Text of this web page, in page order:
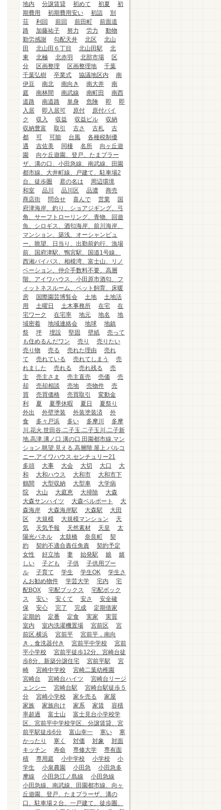
地内
分譲賃貸 初めて 初夏
初
期費用
初期費用安い 初詣
別
荘
利回 前回 前田町
前面道
路
加藤祐子 努力 労力
動物
勤労感謝
勾配天井 北区
北山
田
北山田６丁目 北山田駅
北
東
北極 北赤羽 北部市場
区
分
区画整理 区画整理地
千葉
千葉弘樹
卒業式 協議地区内
南
伊豆
南北 南向き 南大井
南
庭
南林間 南武線 南町田
南西
道路
南道路 単身 危険 即
即
入居
即入居可 原付
原付バイ
ク
収入 収益 収益ビル
収納
収納豊富
取引 古さ 古札
古
都
可 可能 台風
各種税制優
遇
吉佐美 同棲 名所
向ヶ丘遊
園
向ケ丘遊園、登戸、たまプラー
ザ、溝の口、小田急線、南武線、田園
都市線、大井町線、戸建て、駐車場2
台、徒歩圏
君の名は
周辺環境
和室
品川 品川区 品濃
商売
商店街
問合せ 喜んで 営業
国
府津海岸、釣り、ショアジギング、弓
角、サーフトローリング、青物、回遊
魚、シロギス、酒匂海岸、前川海岸、
マンション、築浅、オーシャンビュ
ー、眺望、日当り、出勤前釣行、漁場
前、国府津駅、鴨宮駅、国道1号線、
西湘バイパス、相模湾、富士山、リノ
ベーション、仲介手数料不要、高層
階、アイワハウス、小田原市酒匂、フ
ィットネスルーム、ペット飼育、床暖
房
国際園芸博覧会 土地
土地活
用
土曜日 土木事務所 在宅
在
宅ワーク
在宅率 地元 地名
地
域密着
地域連絡会 地球
地鎮
祭
坪 埋設 堅固 壁紙
売って
も住めるんだワン
売り
売りたい
売り物
売る 売れた理由
売れ
て
売れている 売れてしまう
売
れました
売れる 売れ残る
売
主
売主さま 売主直売 売価
売
却
売却相談 売地 売物件
売
買
売買価格 売買取引
変動金
利
夏 夏季休暇 夏日
夏祭り
外出
外壁塗装 外装塗装済
外
食
多々戸浜 多い 多摩川
多摩
川.花火.世田谷.二子玉.二子玉川.二子新
地.高津.溝ノ口.溝の口.田園都市線.マン
ション.眺望.見える.高層階.屋上.バルコ
ニー.アイワハウス.センチュリー21
多頭
大事 大会 大切 大口
大
和
大和ハウス 大和市
大和市下
鶴間
大型収納 大型車
大学病
院
大山 大庭恵 大掃除
大森
大森サンハイツ
大森ベルポート
大
森海岸
大森海岸駅 大森駅
大田
区
大規模 大規模マンション
天
気
天気予報 天然素材 天皇
太
陽光パネル
太鼓橋 奈良町
契
約
契約不適合責任免責
契約予定
女性
好立地 妻 始発駅 娘
嬉
しい
子ども 子供
子供用プー
ル
子育て 学生 学生OK
学生さ
んお勧め物件
学芸大学 宅内
宅
配BOX
宅配ブックス
宅配ボック
ス
安い 安くて 安さ
安全確
保
安心 完了 完成
定期借家
定期的
定番 定食 実家
実質
室内
室内洗濯機置場 宮前区
宮
前区.横浜
宮前平
宮前平，南向
き，食洗器付き
宮前平中学校
宮前
平小学校
宮前平徒歩12分、宮崎台徒
歩8分、新築分譲住宅
宮前平駅
宮
崎
宮崎中学校
宮崎二葉幼稚園
宮崎台
宮崎台ハイツ
宮崎台リージ
ェンシー
宮崎台駅
宮崎台駅徒歩５
分
宮崎小学校 家を売る
家屋
家族
家族向け 家系 家賃
容積
率超過
富士山
富士見台小学校学
区、宮前平中学校学区、分譲賃貸、宮
前平駅徒歩6分
富山幸一 寒い
寒
かったり
寒く 対価 対象
対面
キッチン
寿命 専修大学
専有面
積
専用庭 小中学校 小学校
小
学生
小泉農園 小田急
小田急多
摩線
小田急江ノ島線
小田急線
小田急線、南武線、田園都市線、向ヶ
丘遊園、登戸、たまプラーザ、溝の
口、駐車場２台、一戸建て、徒歩圏、